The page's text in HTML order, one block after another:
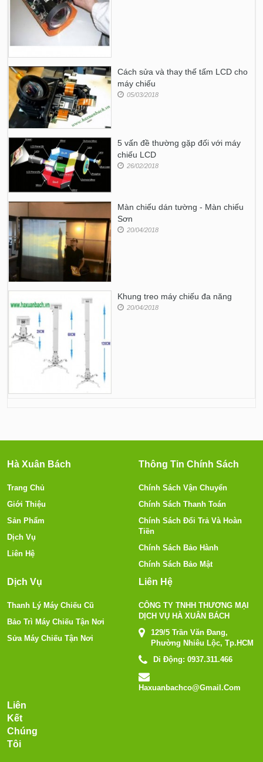
Cách sửa và thay thế tấm LCD cho
máy chiếu
05/03/2018
5 vấn đề thường gặp đối với máy
chiếu LCD
26/02/2018
Màn chiếu dán tường - Màn chiếu
Sơn
20/04/2018
Khung treo máy chiếu đa năng
20/04/2018
Hà Xuân Bách
Trang Chủ
Giới Thiệu
Sản Phẩm
Dịch Vụ
Liên Hệ
Thông Tin Chính Sách
Chính Sách Vận Chuyển
Chính Sách Thanh Toán
Chính Sách Đổi Trả Và Hoàn
Tiền
Chính Sách Bảo Hành
Chính Sách Bảo Mật
Dịch Vụ
Thanh Lý Máy Chiếu Cũ
Bảo Trì Máy Chiếu Tận Nơi
Sửa Máy Chiếu Tận Nơi
Liên Hệ
CÔNG TY TNHH THƯƠNG MẠI
DỊCH VỤ HÀ XUÂN BÁCH
129/5 Trần Văn Đang,
Phường Nhiêu Lộc, Tp.HCM
Di Động: 0937.311.466
Haxuanbachco@gmail.com
Liên
Kết
Chúng
Tôi